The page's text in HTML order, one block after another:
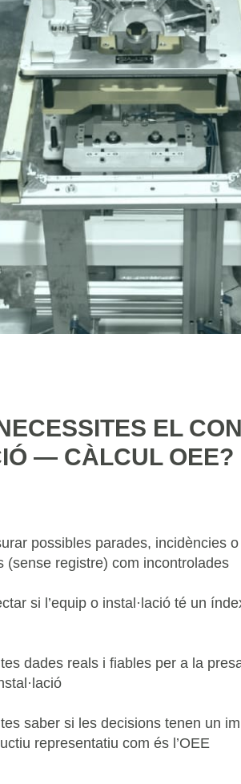
EL
— CÀLCUL OEE?
possibles parades, incidències
(sense registre) com incontrolades
si l’equip o instal·lació té un
dades reals i fiables per a la
saber si les decisions tenen un
representatiu com és l’OEE